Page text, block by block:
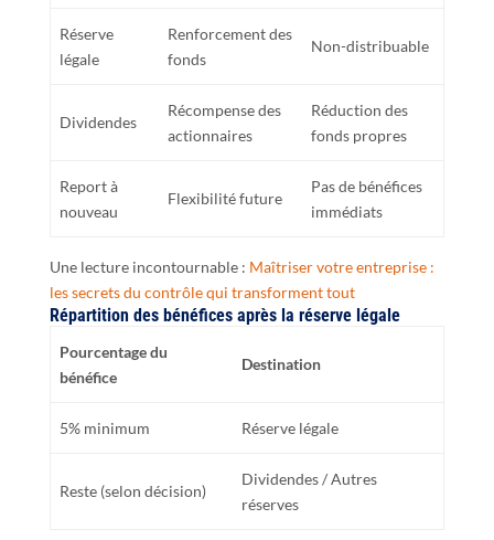
Réserve
légale
Renforcement des
fonds
Non-distribuable
Dividendes
Récompense des
actionnaires
Réduction des
fonds propres
Report à
nouveau
Flexibilité future
Pas de bénéfices
immédiats
Une lecture incontournable : Maîtriser votre entreprise :
les secrets du contrôle qui transforment tout
Répartition des bénéfices après la réserve légale
Pourcentage du
bénéfice
Destination
5% minimum Réserve légale
Reste (selon décision)
Dividendes / Autres
réserves